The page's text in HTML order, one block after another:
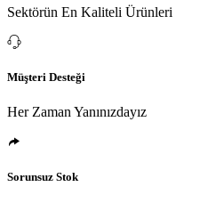
Sektörün En Kaliteli Ürünleri
Müşteri Desteği
Her Zaman Yanınızdayız
Sorunsuz Stok